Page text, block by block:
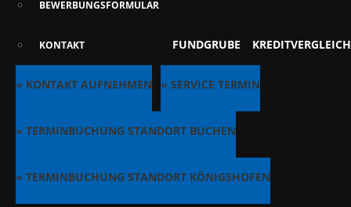
BEWERBUNGSFORMULAR
KONTAKT FUNDGRUBE KREDITVERGLEICH
» KONTAKT AUFNEHMEN » SERVICE TERMIN
» TERMINBUCHUNG STANDORT BUCHEN
» TERMINBUCHUNG STANDORT KÖNIGSHOFEN